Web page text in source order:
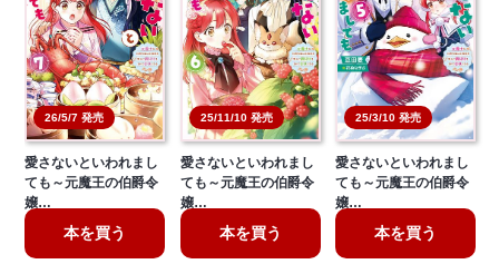
26/5/7 発売
愛さないといわれまし
ても～元魔王の伯爵令
嬢…
本を買う
25/11/10 発売
愛さないといわれまし
ても～元魔王の伯爵令
嬢…
本を買う
25/3/10 発売
愛さないといわれまし
ても～元魔王の伯爵令
嬢…
本を買う